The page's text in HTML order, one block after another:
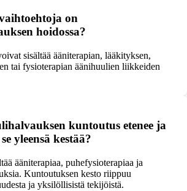
on
hoidossa?
sisältää ääniterapian, lääkityksen,
tai fysioterapian äänihuulien liikkeiden
kuntoutus etenee ja
yleensä kestää?
ääniterapiaa, puhefysioterapiaa ja
Kuntoutuksen kesto riippuu
ja yksilöllisistä tekijöistä.